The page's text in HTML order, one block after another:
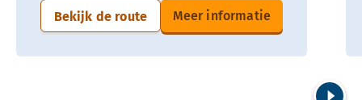
Bekijk de route Meer informatie